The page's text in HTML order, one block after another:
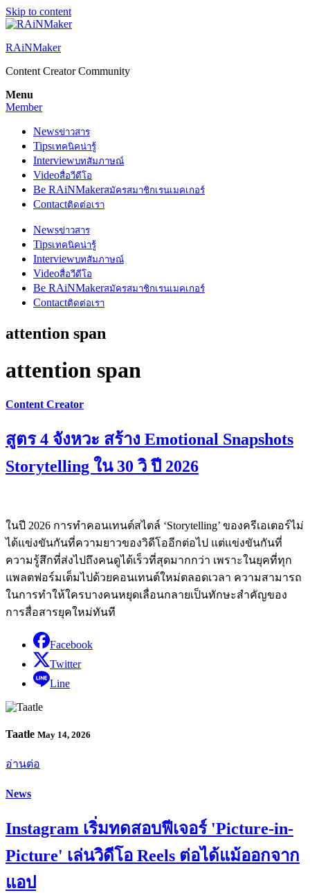
Skip to content
RAiNMaker
Content Creator Community
Menu
Member
Newsข่าวสาร
Tipsเทคนิคน่ารู้
Interviewบทสัมภาษณ์
Videoสื่อวีดีโอ
Be RAiNMakerสมัครสมาชิกเรนเมคเกอร์
Contactติดต่อเรา
Newsข่าวสาร
Tipsเทคนิคน่ารู้
Interviewบทสัมภาษณ์
Videoสื่อวีดีโอ
Be RAiNMakerสมัครสมาชิกเรนเมคเกอร์
Contactติดต่อเรา
attention span
attention span
Content Creator
สูตร 4 จังหวะ สร้าง Emotional Snapshots
Storytelling ใน 30 วิ ปี 2026
ในปี 2026 การทำคอนเทนต์สไตล์ ‘Storytelling’ ของครีเอเตอร์ไม่
ได้แข่งขันกันที่ความยาวของวิดีโออีกต่อไป แต่แข่งขันกันที่
ความรู้สึกที่ส่งไปถึงคนดูได้เร็วที่สุดมากกว่า เพราะในยุคที่ทุก
แพลตฟอร์มเต็มไปด้วยคอนเทนต์ใหม่ตลอดเวลา ความสามารถ
ในการทำให้ใครบางคนหยุดเลื่อนกลายเป็นทักษะสำคัญของ
การสื่อสารยุคใหม่ทันที
Facebook
Twitter
Line
Taatle May 14, 2026
อ่านต่อ
News
Instagram เริ่มทดสอบฟีเจอร์ 'Picture-in-
Picture' เล่นวิดีโอ Reels ต่อได้แม้ออกจาก
แอป